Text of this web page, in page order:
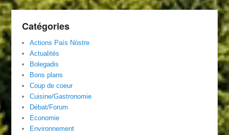
Catégories
Actions País Nòstre
Actualités
Bolegadis
Bons plans
Coup de coeur
Cuisine/Gastronomie
Débat/Forum
Economie
Environnement